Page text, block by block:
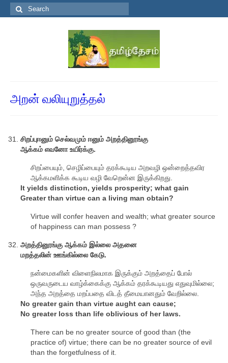
Search
for:
அறன் வலியுறுத்தல்
சிறப்புஈனும் செல்வமும் ஈனும் அறத்தினூங்கு
ஆக்கம் எவனோ உயிர்க்கு.
சிறப்பையும், செழிப்பையும் தரக்கூடிய அறவழி ஒன்றைத்தவிர
ஆக்கமளிக்க கூடிய வழி வேறென்ன இருக்கிறது.
It yields distinction, yields prosperity; what gain
Greater than virtue can a living man obtain?
Virtue will confer heaven and wealth; what greater source
of happiness can man possess ?
அறத்தினூங்கு ஆக்கம் இல்லை அதனை
மறத்தலின் ஊங்கில்லை கேடு.
நன்மைகளின் விளைநிலமாக இருக்கும் அறத்தைப் போல்
ஒருவருடைய வாழ்க்கைக்கு ஆக்கம் தரக்கூடியது எதுவுமில்லை;
அந்த அறத்தை மறப்பதை விடத் தீமையானதும் வேறில்லை.
No greater gain than virtue aught can cause;
No greater loss than life oblivious of her laws.
There can be no greater source of good than (the
practice of) virtue; there can be no greater source of evil
than the forgetfulness of it.